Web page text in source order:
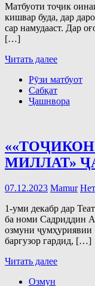
Матбуоти тоҷик
кишвар буда, дар
сар намудааст. Дар
[…]
Читать далее
Рӯзи матбуот
Сабқат
Ҷашнвора
МИЛЛАТ»
07.12.2023 Mamur
1-уми декабр дар
ба номи Садриддин
озмуни ҷумҳуриявии
баргузор гардид, […]
Читать далее
Озмун